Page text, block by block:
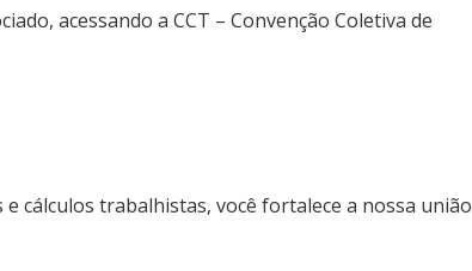
acessando a CCT – Convenção Coletiva de
cálculos trabalhistas, você fortalece a nossa união